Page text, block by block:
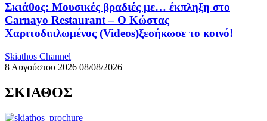
Σκιάθος: Μουσικές βραδιές με… έκπληξη στο
Carnayo Restaurant – Ο Κώστας
Χαριτοδιπλωμένος (Videos)ξεσήκωσε το κοινό!
Skiathos Channel
8 Αυγούστου 2026 08/08/2026
ΣΚΙΑΘΟΣ